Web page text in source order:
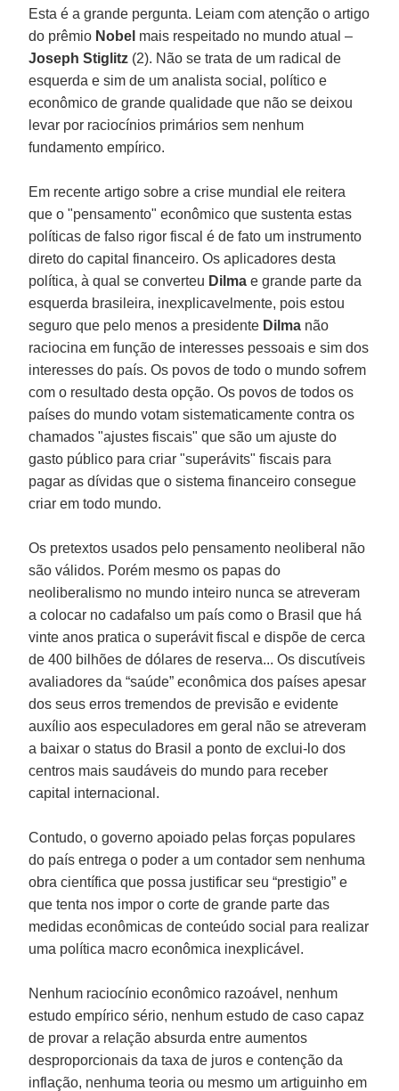
Esta é a grande pergunta. Leiam com atenção o artigo
do prêmio Nobel mais respeitado no mundo atual –
Joseph Stiglitz (2). Não se trata de um radical de
esquerda e sim de um analista social, político e
econômico de grande qualidade que não se deixou
levar por raciocínios primários sem nenhum
fundamento empírico.
Em recente artigo sobre a crise mundial ele reitera
que o "pensamento" econômico que sustenta estas
políticas de falso rigor fiscal é de fato um instrumento
direto do capital financeiro. Os aplicadores desta
política, à qual se converteu Dilma e grande parte da
esquerda brasileira, inexplicavelmente, pois estou
seguro que pelo menos a presidente Dilma não
raciocina em função de interesses pessoais e sim dos
interesses do país. Os povos de todo o mundo sofrem
com o resultado desta opção. Os povos de todos os
países do mundo votam sistematicamente contra os
chamados "ajustes fiscais" que são um ajuste do
gasto público para criar "superávits" fiscais para
pagar as dívidas que o sistema financeiro consegue
criar em todo mundo.
Os pretextos usados pelo pensamento neoliberal não
são válidos. Porém mesmo os papas do
neoliberalismo no mundo inteiro nunca se atreveram
a colocar no cadafalso um país como o Brasil que há
vinte anos pratica o superávit fiscal e dispõe de cerca
de 400 bilhões de dólares de reserva... Os discutíveis
avaliadores da “saúde” econômica dos países apesar
dos seus erros tremendos de previsão e evidente
auxílio aos especuladores em geral não se atreveram
a baixar o status do Brasil a ponto de exclui-lo dos
centros mais saudáveis do mundo para receber
capital internacional.
Contudo, o governo apoiado pelas forças populares
do país entrega o poder a um contador sem nenhuma
obra científica que possa justificar seu “prestigio” e
que tenta nos impor o corte de grande parte das
medidas econômicas de conteúdo social para realizar
uma política macro econômica inexplicável.
Nenhum raciocínio econômico razoável, nenhum
estudo empírico sério, nenhum estudo de caso capaz
de provar a relação absurda entre aumentos
desproporcionais da taxa de juros e contenção da
inflação, nenhuma teoria ou mesmo um artiguinho em